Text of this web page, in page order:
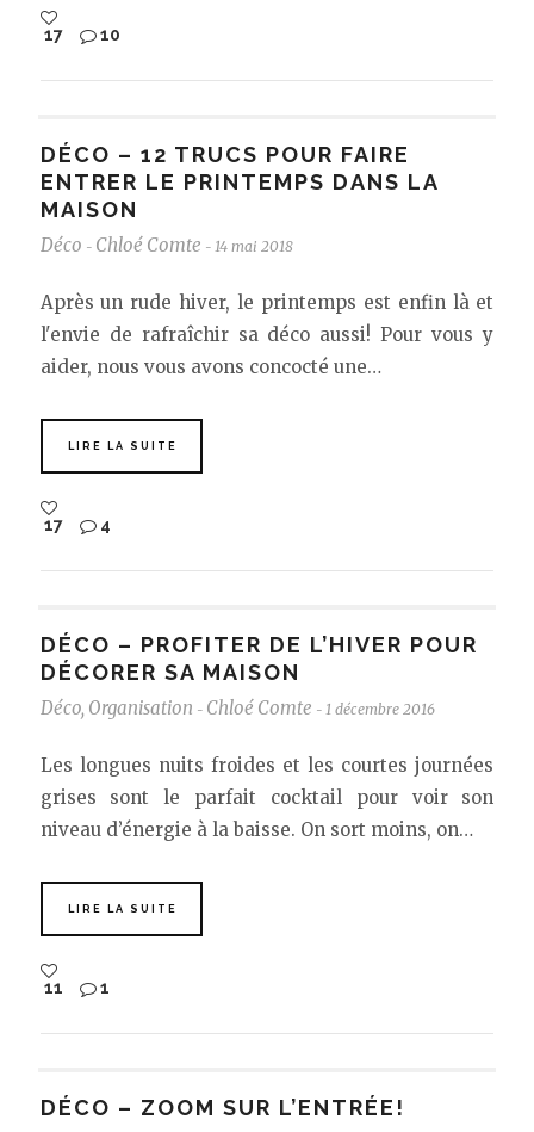
17 10
DÉCO – 12 TRUCS POUR FAIRE
ENTRER LE PRINTEMPS DANS LA
MAISON
Déco - Chloé Comte - 14 mai 2018
Après un rude hiver, le printemps est enfin là et
l'envie de rafraîchir sa déco aussi! Pour vous y
aider, nous vous avons concocté une…
LIRE LA SUITE
17 4
DÉCO – PROFITER DE L’HIVER POUR
DÉCORER SA MAISON
Déco, Organisation - Chloé Comte - 1 décembre 2016
Les longues nuits froides et les courtes journées
grises sont le parfait cocktail pour voir son
niveau d’énergie à la baisse. On sort moins, on…
LIRE LA SUITE
11 1
DÉCO – ZOOM SUR L’ENTRÉE!